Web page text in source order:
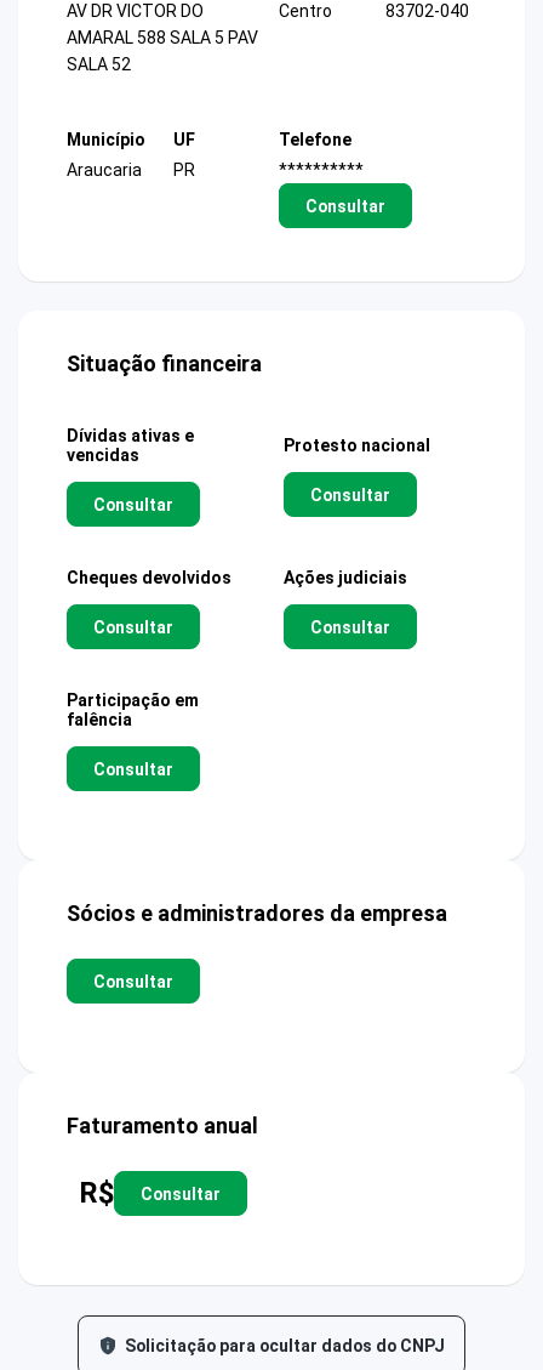
AV DR VICTOR DO
AMARAL 588 SALA 5 PAV
SALA 52
Centro
83702-040
Município
Araucaria
UF
PR
Telefone
**********
Consultar
Situação financeira
Dívidas ativas e
vencidas
Consultar
Protesto nacional
Consultar
Cheques devolvidos
Consultar
Ações judiciais
Consultar
Participação em
falência
Consultar
Sócios e administradores da empresa
Consultar
Faturamento anual
R$ Consultar
Solicitação para ocultar dados do CNPJ